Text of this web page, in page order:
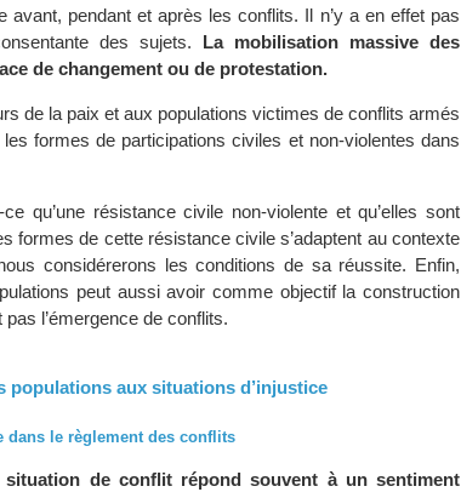
avant, pendant et après les conflits. Il n’y a en effet pas
des sujets. La mobilisation massive des
de changement ou de protestation.
de la paix et aux populations victimes de conflits armés
formes de participations civiles et non-violentes dans
qu’une résistance civile non-violente et qu’elles sont
formes de cette résistance civile s’adaptent au contexte
considérerons les conditions de sa réussite. Enfin,
peut aussi avoir comme objectif la construction
l’émergence de conflits.
populations aux situations d’injustice
le règlement des conflits
de conflit répond souvent à un sentiment